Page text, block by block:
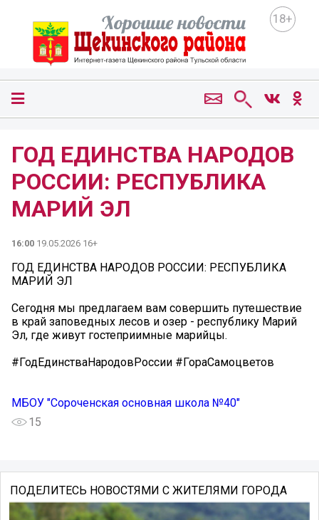
18+
ГОД ЕДИНСТВА НАРОДОВ
РОССИИ: РЕСПУБЛИКА
МАРИЙ ЭЛ
16:00 19.05.2026 16+
ГОД ЕДИНСТВА НАРОДОВ РОССИИ: РЕСПУБЛИКА
МАРИЙ ЭЛ
Сегодня мы предлагаем вам совершить путешествие
в край заповедных лесов и озер - республику Марий
Эл, где живут гостеприимные марийцы.
#ГодЕдинстваНародовРоссии #ГораСамоцветов
МБОУ "Сороченская основная школа №40"
15
ПОДЕЛИТЕСЬ НОВОСТЯМИ С ЖИТЕЛЯМИ ГОРОДА